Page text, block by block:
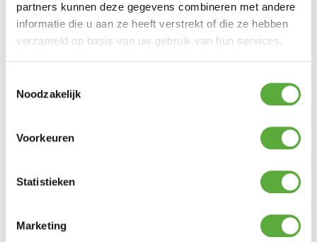
partners kunnen deze gegevens combineren met andere
informatie die u aan ze heeft verstrekt of die ze hebben
verzameld op basis van uw gebruik van hun services.
Noodzakelijk
Voorkeuren
Statistieken
Marketing
Breedte
80 cm